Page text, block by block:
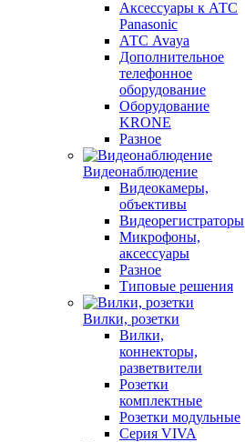
Аксессуары к АТС
Panasonic
АТС Avaya
Дополнительное
телефонное
оборудование
Оборудование
KRONE
Разное
Видеонаблюдение
Видеокамеры,
объективы
Видеорегистраторы
Микрофоны,
аксессуары
Разное
Типовые решения
Вилки, розетки
Вилки,
коннекторы,
разветвители
Розетки
комплектные
Розетки модульные
Серия VIVA